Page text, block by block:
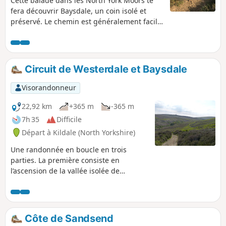
fera découvrir Baysdale, un coin isolé et
préservé. Le chemin est généralement facile
journée pour profiter des vues.
Circuit de Westerdale et Baysdale
Visorandonneur
22,92 km
+365 m
-365 m
7h 35
Difficile
Départ à Kildale (North Yorkshire)
Une randonnée en boucle en trois
parties. La première consiste en
l’ascension de la vallée isolée de
agricoles et les landes d’altitude jusqu’à
l’ancienne voie ferrée de transport de
minerai de fer. La deuxième partie suit
l’ancienne voie ferrée vers l’ouest
Côte de Sandsend